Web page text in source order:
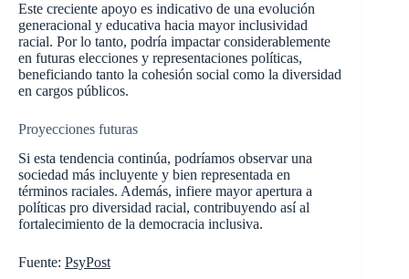
Este creciente apoyo es indicativo de una evolución
generacional y educativa hacia mayor inclusividad
racial. Por lo tanto, podría impactar considerablemente
en futuras elecciones y representaciones políticas,
beneficiando tanto la cohesión social como la diversidad
en cargos públicos.
Proyecciones futuras
Si esta tendencia continúa, podríamos observar una
sociedad más incluyente y bien representada en
términos raciales. Además, infiere mayor apertura a
políticas pro diversidad racial, contribuyendo así al
fortalecimiento de la democracia inclusiva.
Fuente: PsyPost